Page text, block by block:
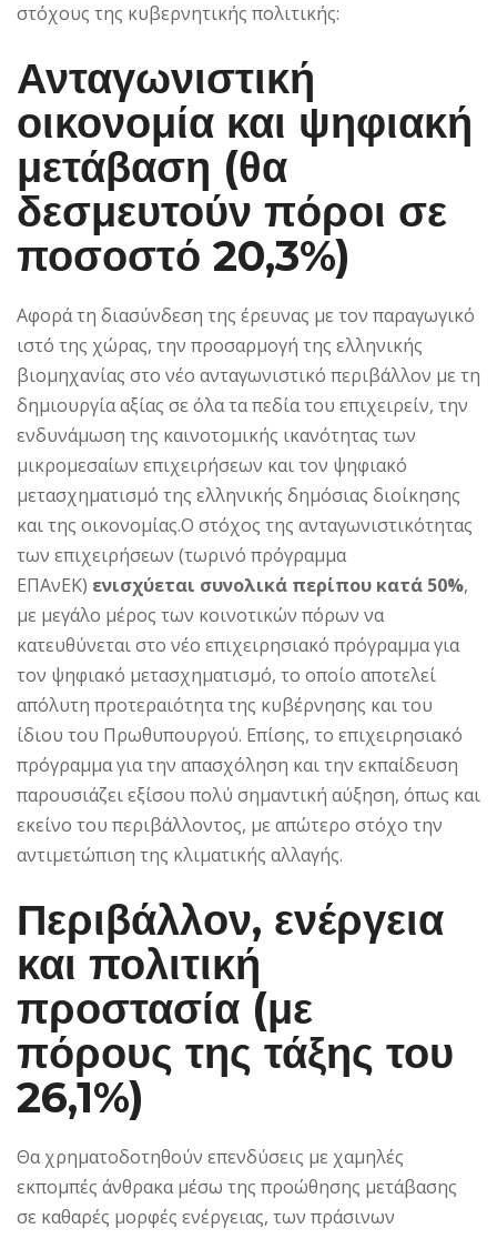
στόχους της κυβερνητικής πολιτικής:
Ανταγωνιστική
οικονομία και ψηφιακή
μετάβαση (θα
δεσμευτούν πόροι σε
ποσοστό 20,3%)
Αφορά τη διασύνδεση της έρευνας με τον παραγωγικό
ιστό της χώρας, την προσαρμογή της ελληνικής
βιομηχανίας στο νέο ανταγωνιστικό περιβάλλον με τη
δημιουργία αξίας σε όλα τα πεδία του επιχειρείν, την
ενδυνάμωση της καινοτομικής ικανότητας των
μικρομεσαίων επιχειρήσεων και τον ψηφιακό
μετασχηματισμό της ελληνικής δημόσιας διοίκησης
και της οικονομίας.Ο στόχος της ανταγωνιστικότητας
των επιχειρήσεων (τωρινό πρόγραμμα
ΕΠΑνΕΚ) ενισχύεται συνολικά περίπου κατά 50%,
με μεγάλο μέρος των κοινοτικών πόρων να
κατευθύνεται στο νέο επιχειρησιακό πρόγραμμα για
τον ψηφιακό μετασχηματισμό, το οποίο αποτελεί
απόλυτη προτεραιότητα της κυβέρνησης και του
ίδιου του Πρωθυπουργού. Επίσης, το επιχειρησιακό
πρόγραμμα για την απασχόληση και την εκπαίδευση
παρουσιάζει εξίσου πολύ σημαντική αύξηση, όπως και
εκείνο του περιβάλλοντος, με απώτερο στόχο την
αντιμετώπιση της κλιματικής αλλαγής.
Περιβάλλον, ενέργεια
και πολιτική
προστασία (με
πόρους της τάξης του
26,1%)
Θα χρηματοδοτηθούν επενδύσεις με χαμηλές
εκπομπές άνθρακα μέσω της προώθησης μετάβασης
σε καθαρές μορφές ενέργειας, των πράσινων